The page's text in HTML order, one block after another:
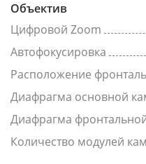
Объектив
Цифровой Zoom
Автофокусировка
Расположение
Диафрагма основной
Диафрагма
Количество модулей